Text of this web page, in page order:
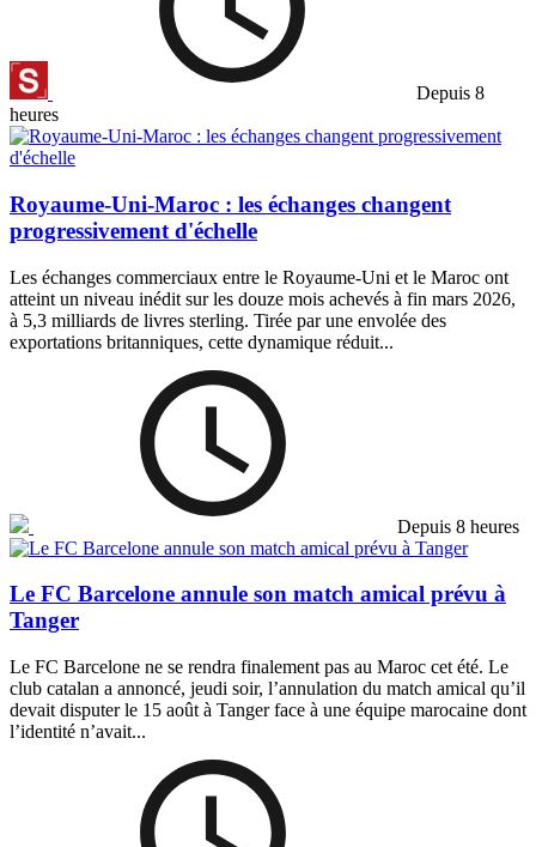
Depuis 8
heures
Royaume-Uni-Maroc : les échanges changent
progressivement d'échelle
Les échanges commerciaux entre le Royaume-Uni et le Maroc ont
atteint un niveau inédit sur les douze mois achevés à fin mars 2026,
à 5,3 milliards de livres sterling. Tirée par une envolée des
exportations britanniques, cette dynamique réduit...
Depuis 8 heures
Le FC Barcelone annule son match amical prévu à
Tanger
Le FC Barcelone ne se rendra finalement pas au Maroc cet été. Le
club catalan a annoncé, jeudi soir, l’annulation du match amical qu’il
devait disputer le 15 août à Tanger face à une équipe marocaine dont
l’identité n’avait...